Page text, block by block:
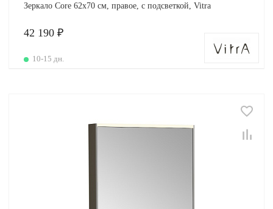
Зеркало Core 62х70 см, правое, с подсветкой, Vitra
42 190 ₽
10-15 дн.